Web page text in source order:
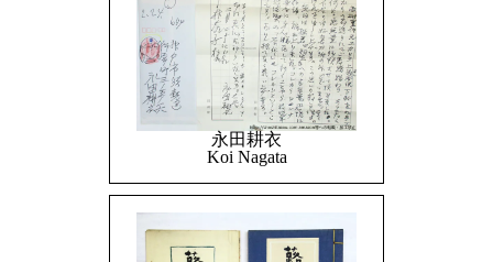
永田耕衣
Koi Nagata